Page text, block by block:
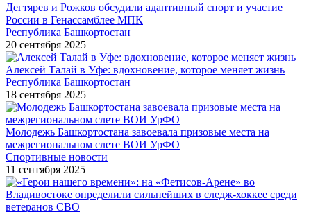
Дегтярев и Рожков обсудили адаптивный спорт и участие
России в Генассамблее МПК
Республика Башкортостан
20 сентября 2025
Алексей Талай в Уфе: вдохновение, которое меняет жизнь
Республика Башкортостан
18 сентября 2025
Молодежь Башкортостана завоевала призовые места на
межрегиональном слете ВОИ УрФО
Спортивные новости
11 сентября 2025